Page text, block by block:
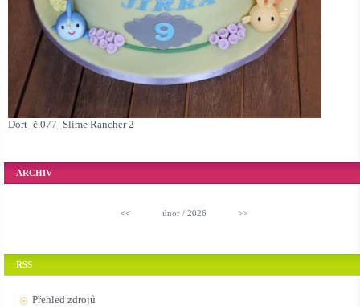
Dort_č.077_Slime Rancher 2
ARCHIV
<< únor / 2026 >>
RSS
Přehled zdrojů